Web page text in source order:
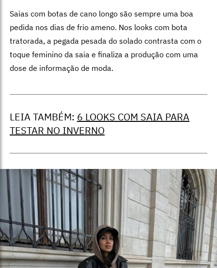
Saias com botas de cano longo são sempre uma boa
pedida nos dias de frio ameno. Nos looks com bota
tratorada, a pegada pesada do solado contrasta com o
toque feminino da saia e finaliza a produção com uma
dose de informação de moda.
LEIA TAMBÉM: 6 LOOKS COM SAIA PARA
TESTAR NO INVERNO